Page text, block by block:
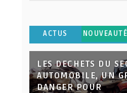
ACTUS
LES DECHETS DU
AUTOMOBILE, UN
DANGER POUR